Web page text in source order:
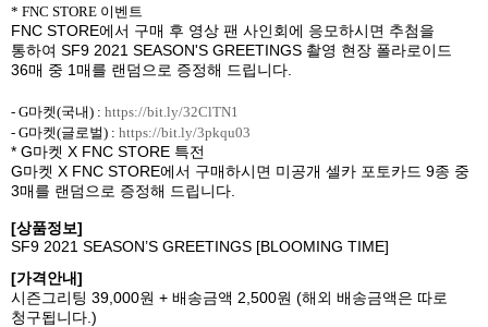
* FNC STORE 이벤트
FNC STORE에서 구매 후 영상 팬 사인회에 응모하시면 추첨을
통하여 SF9 2021 SEASON'S GREETINGS 촬영 현장 폴라로이드
36매 중 1매를 랜덤으로 증정해 드립니다
- G마켓(국내) : https://bit.ly/32ClTN1
- G마켓(글로벌) : https://bit.ly/3pkqu03
* G마켓 X FNC STORE 특전
G마켓 X FNC STORE에서 구매하시면 미공개 셀카 포토카드 9종 중
3매를 랜덤으로 증정해 드립니다
[상품정보]
SF9 2021 SEASON’S GREETINGS [BLOOMING TIME]
[가격안내]
시즌그리팅 39,000원 + 배송금액 2,500원 (해외 배송금액은 따로
청구됩니다 .)